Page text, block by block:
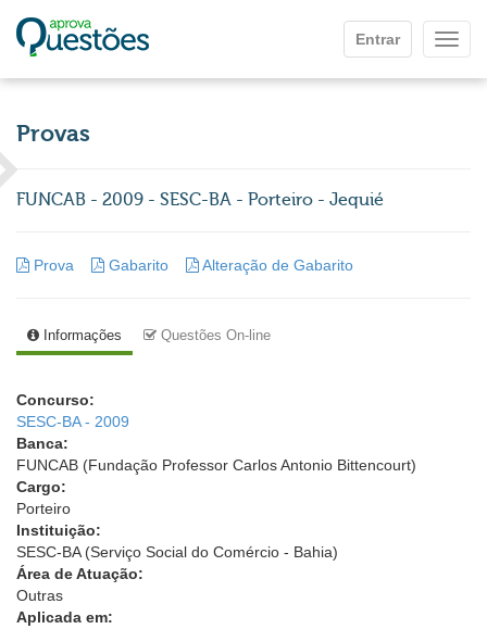
Entrar
Provas
FUNCAB - 2009 - SESC-BA - Porteiro - Jequié
Prova Gabarito Alteração de Gabarito
Informações Questões On-line
Concurso:
SESC-BA - 2009
Banca:
FUNCAB (Fundação Professor Carlos Antonio Bittencourt)
Cargo:
Porteiro
Instituição:
SESC-BA (Serviço Social do Comércio - Bahia)
Área de Atuação:
Outras
Aplicada em: